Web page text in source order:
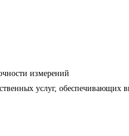
измерений
услуг, обеспечивающих